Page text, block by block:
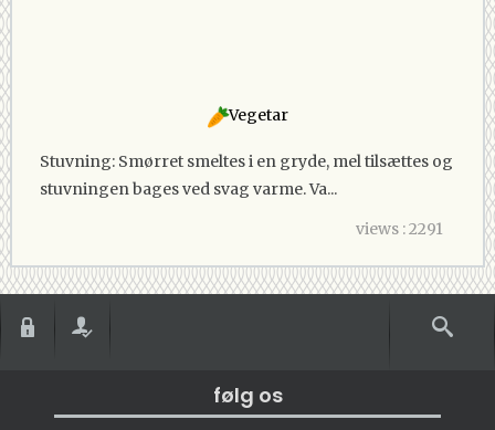
Vegetar
Stuvning: Smørret smeltes i en gryde, mel tilsættes og
stuvningen bages ved svag varme. Va...
views : 2291
følg os